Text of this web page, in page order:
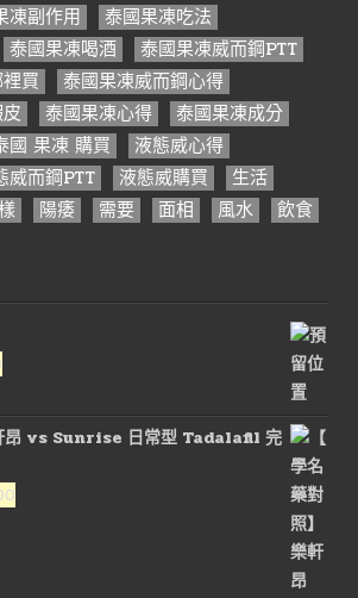
凍副作用
泰國果凍吃法
泰國果凍喝酒
泰國果凍威而鋼PTT
買
泰國果凍威而鋼心得
泰國果凍心得
泰國果凍成分
國 果凍 購買
液態威心得
威而鋼PTT 液態威購買
生活
陽痿 需要 面相 風水 飲食
價
格：
NT$500。
昂 vs Sunrise 日常型 Tadalafil 完